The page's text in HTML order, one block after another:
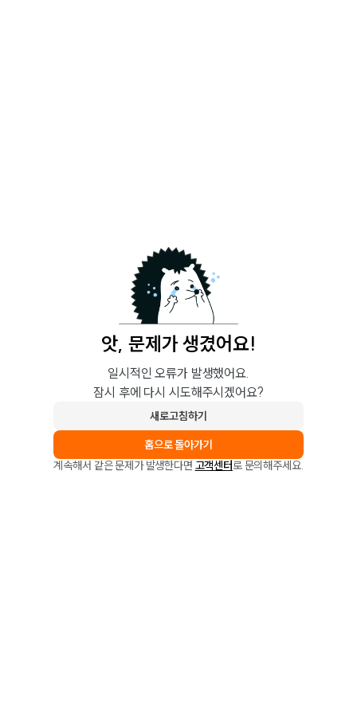
앗, 문제가 생겼어요!
일시적인 오류가 발생했어요.
잠시 후에 다시 시도해주시겠어요?
새로고침하기
홈으로 돌아가기
계속해서 같은 문제가 발생한다면 고객센터로 문의해주세요.